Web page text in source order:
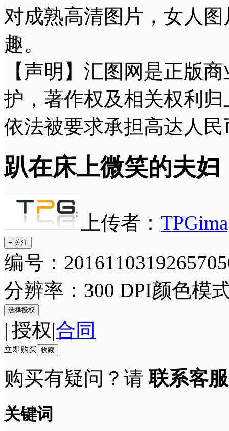
对成熟高清图片，女人
趣。
【声明】汇图网是正版
护，著作权及相关权利
依法被要求承担高达人
趴在床上微笑的夫妇
上传者：
+ 关注
编号：
分辨率：300 DPI颜色模
选择授权
| 授权|合同
立即购买 收藏
购买有疑问？请联系客服
关键词